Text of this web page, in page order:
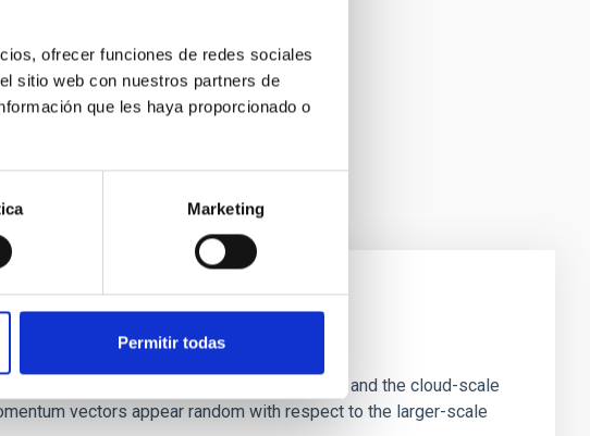
ofrecer funciones de redes sociales
sitio web con nuestros partners de
que les haya proporcionado o
Marketing
Permitir todas
Core Scales
orientation of star-forming dense cores and the cloud-scale
vectors appear random with respect to the larger-scale